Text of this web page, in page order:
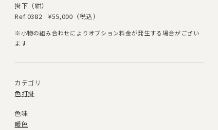
掛下（紺）
Ref.0382
¥55,000（税込）
※小物の組み合わせによりオプション料金が発生する場合がござい
ます
カテゴリ
色打掛
色味
暖色